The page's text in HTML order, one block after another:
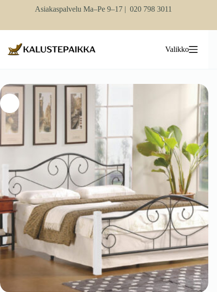
Asiakaspalvelu Ma–Pe 9–17 | 020 798 3011
Valikko